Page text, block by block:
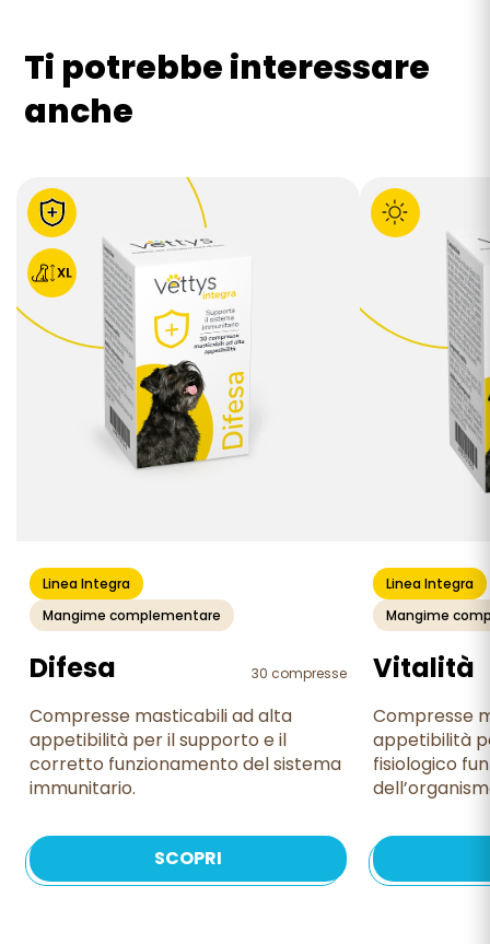
Ti potrebbe interessare
anche
Linea Integra
Mangime complementare
Difesa 30 compresse
Compresse masticabili ad alta
appetibilità per il supporto e il
corretto funzionamento del sistema
immunitario.
SCOPRI
Linea Integra
Mangime
Vitalità
Compresse
appetibilità
fisiologico